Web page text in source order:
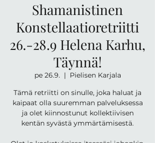
Shamanistinen
Konstellaatioretriitti
26.-28.9 Helena Karhu,
Täynnä!
pe 26.9.
  |
Pielisen Karjala
Tämä retriitti on sinulle, joka haluat ja
kaipaat olla suuremman palveluksessa
ja olet kiinnostunut kollektiivisen
kentän syvästä ymmärtämisestä.